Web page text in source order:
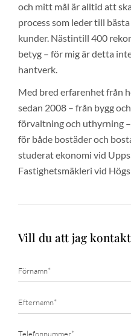
och mitt mål är alltid att
process som leder till
kunder. Nästintill 400
betyg – för mig är detta
hantverk.
Med bred erfarenhet från
sedan 2008 – från bygg
förvaltning och uthyrning
för både bostäder och
studerat ekonomi vid
Fastighetsmäkleri vid
Vill du att jag